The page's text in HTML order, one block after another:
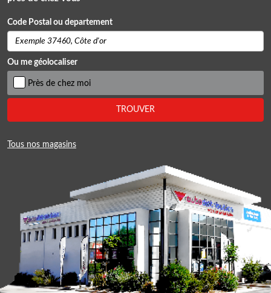
Code Postal ou departement
Ou me géolocaliser
Près de chez moi
TROUVER
Tous nos magasins